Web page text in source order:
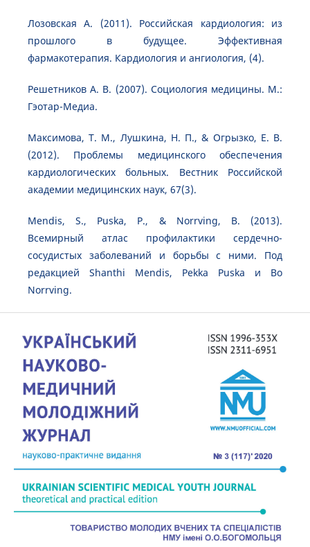
Лозовская А. (2011). Российская кардиология: из
прошлого в будущее. Эффективная
фармакотерапия. Кардиология и ангиология, (4).
Решетников А. В. (2007). Социология медицины. М.:
Гэотар-Медиа.
Максимова, Т. М., Лушкина, Н. П., & Огрызко, Е. В.
(2012). Проблемы медицинского обеспечения
кардиологических больных. Вестник Российской
академии медицинских наук, 67(3).
Mendis, S., Puska, P., & Norrving, B. (2013).
Всемирный атлас профилактики сердечно-
сосудистых заболеваний и борьбы с ними. Под
редакцией Shanthi Mendis, Pekka Puska и Bo
Norrving.